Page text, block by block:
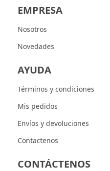
EMPRESA
Nosotros
Novedades
AYUDA
Términos y condiciones
Mis pedidos
Envíos y devoluciones
Contactenos
CONTÁCTENOS